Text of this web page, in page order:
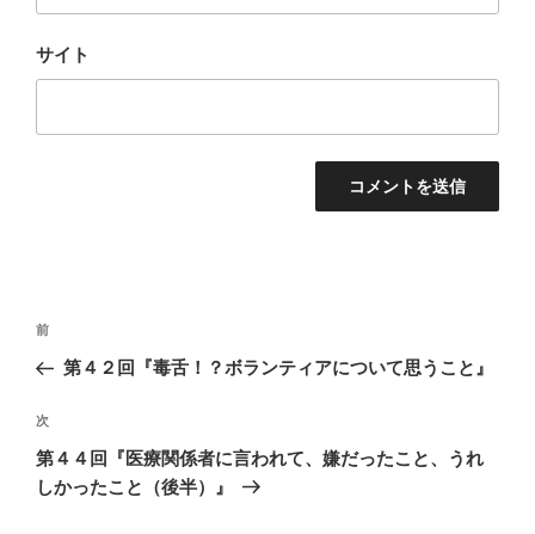
サイト
投
ビ
ゲ
ー
過
去
投
稿
前
第４２回『毒舌！？ボランティアについて思うこと』
次
の
投
次
第４４回『医療関係者に言われて、嫌だったこと、うれ
しかったこと（後半）』